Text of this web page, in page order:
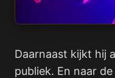
Daarnaast kijkt hij
publiek. En naar